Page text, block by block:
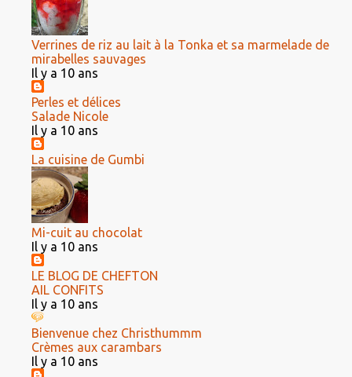
Verrines de riz au lait à la Tonka et sa marmelade de
mirabelles sauvages
Il y a 10 ans
Perles et délices
Salade Nicole
Il y a 10 ans
La cuisine de Gumbi
Mi-cuit au chocolat
Il y a 10 ans
LE BLOG DE CHEFTON
AIL CONFITS
Il y a 10 ans
Bienvenue chez Christhummm
Crèmes aux carambars
Il y a 10 ans